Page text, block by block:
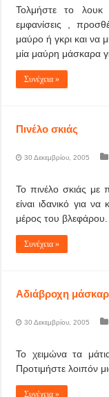
Τολμήστε το λουκ
εμφανίσεις ,
μαύρο ή γκρι και να
μία μαύρη μάσκαρα
Συνέχεια »
Πινέλο σκιάς
30 Δεκεμβρίου, 2005
Το πινέλο σκιάς με
είναι ιδανικό για
μέρος του βλεφάρου.
Συνέχεια »
Αδιάβροχη
30 Δεκεμβρίου, 2005
Το χειμώνα τα
Προτιμήστε λοιπόν
Συνέχεια »